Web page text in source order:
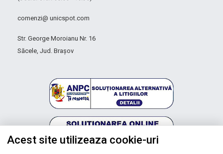
comenzi@ unicspot.com
Str. George Moroianu Nr. 16
Săcele, Jud. Brașov
Acest site utilizeaza cookie-uri